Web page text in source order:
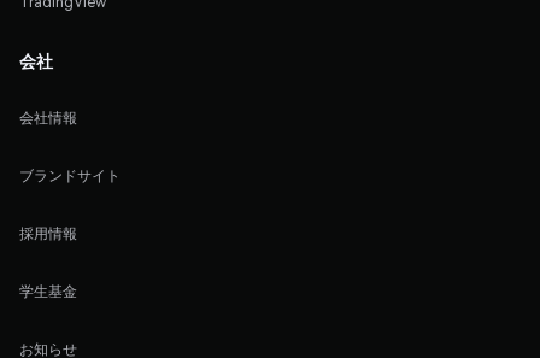
会社
会社情報
ブランドサイト
採用情報
学生基金
お知らせ